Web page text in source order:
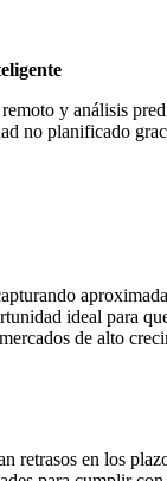
y análisis
no planificado
ideal para
de alto
retrasos en los